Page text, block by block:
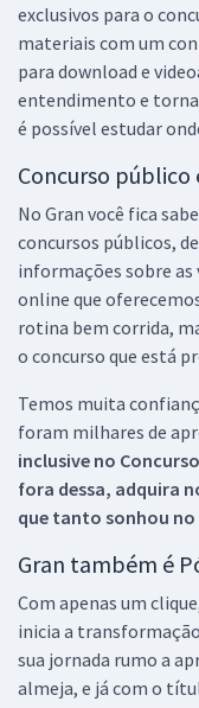
exclusivos para o
materiais com um
para download e
entendimento e
é possível estudar
Concurso público
No Gran você fica
concursos públicos,
informações sobre as
online que
rotina bem corrida,
o concurso que está
Temos muita
foram milhares de
inclusive no
fora dessa, adquira
que tanto sonhou
Gran também é
Com apenas um
inicia a
sua jornada rumo a
almeja, e já com o